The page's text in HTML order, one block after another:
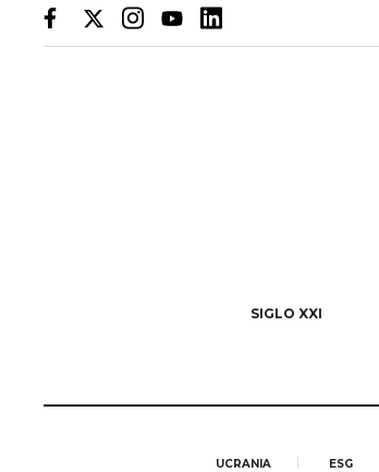
SIGLO XXI
UCRANIA ESG